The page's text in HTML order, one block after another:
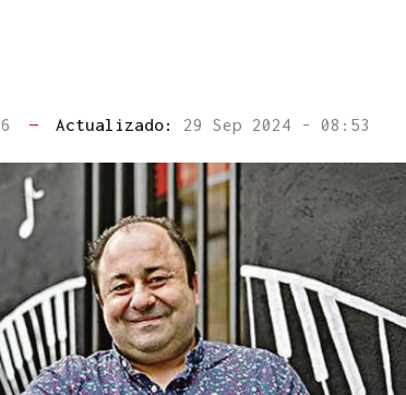
— Actualizado: 29 Sep 2024 - 08:53